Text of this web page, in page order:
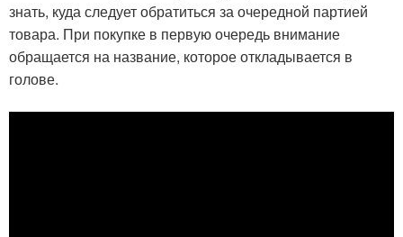
знать, куда следует обратиться за очередной партией
товара. При покупке в первую очередь внимание
обращается на название, которое откладывается в
голове.